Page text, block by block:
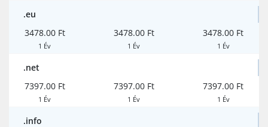
.eu
3478.00 Ft
1 Év
3478.00 Ft
1 Év
3478.00 Ft
1 Év
.net
7397.00 Ft
1 Év
7397.00 Ft
1 Év
7397.00 Ft
1 Év
.info